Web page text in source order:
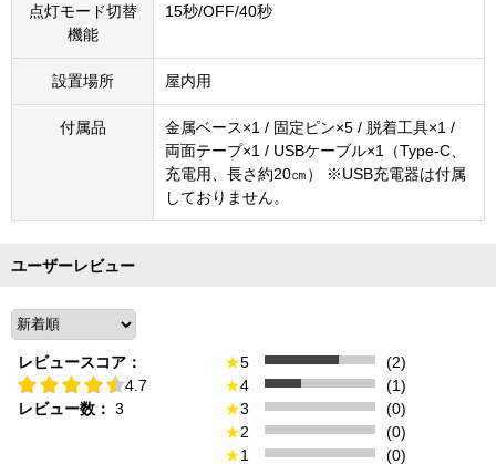
点灯モード切替
機能
15秒/OFF/40秒
設置場所 屋内用
付属品
金属ベース×1 / 固定ピン×5 / 脱着工具×1 /
両面テープ×1 / USBケーブル×1（Type-C、
充電用、長さ約20㎝） ※USB充電器は付属
しておりません。
ユーザーレビュー
レビュースコア：
4.7
レビュー数： 3
★5
(2)
★4
(1)
★3
(0)
★2
(0)
★1 (0)